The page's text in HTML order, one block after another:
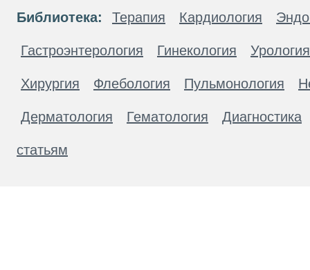
Библиотека: Терапия Кардиология
Гастроэнтерология Гинекология Урология
Хирургия Флебология Пульмонология
Дерматология Гематология Диагностика
статьям